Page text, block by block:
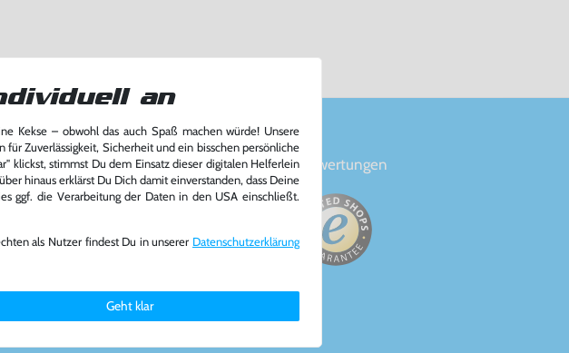
Zahlungsarten Bewertungen
an
Kekse – obwohl das auch Spaß machen würde! Unsere
Zuverlässigkeit, Sicherheit und ein bisschen persönliche
klickst, stimmst Du dem Einsatz dieser digitalen Helferlein
hinaus erklärst Du Dich damit einverstanden, dass Deine
ggf. die Verarbeitung der Daten in den USA einschließt.
als Nutzer findest Du in unserer Daten­schutz­erklärung
Geht klar